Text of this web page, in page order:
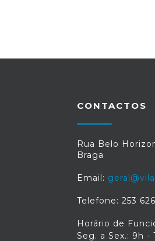
CONTACTOS
Rua Belo
Braga
Email:
Telefone: 253
Horário de
Seg. a Sex.: 9h -